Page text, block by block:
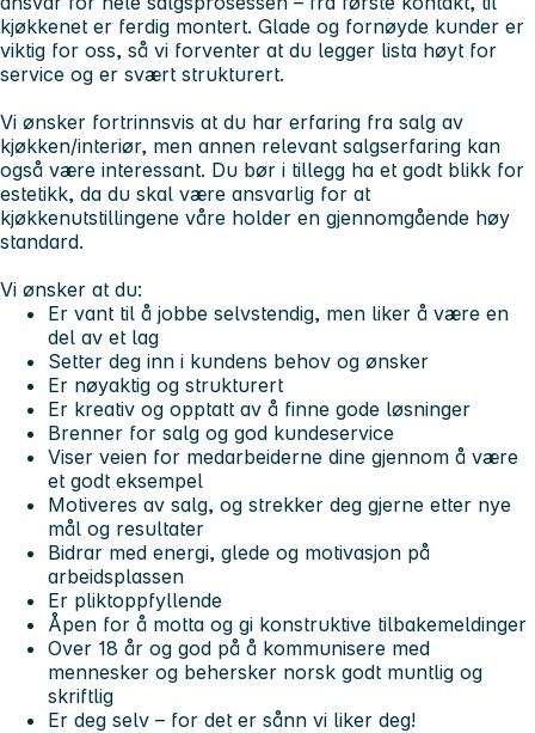
kjøkkenet er ferdig montert. Glade og fornøyde kunder er
viktig for oss, så vi forventer at du legger lista høyt for
service og er svært strukturert.
Vi ønsker fortrinnsvis at du har erfaring fra salg av
kjøkken/interiør, men annen relevant salgserfaring kan
også være interessant. Du bør i tillegg ha et godt blikk for
estetikk, da du skal være ansvarlig for at
kjøkkenutstillingene våre holder en gjennomgående høy
standard.
Vi ønsker at du:
Er vant til å jobbe selvstendig, men liker å være en
del av et lag
Setter deg inn i kundens behov og ønsker
Er nøyaktig og strukturert
Er kreativ og opptatt av å finne gode løsninger
Brenner for salg og god kundeservice
Viser veien for medarbeiderne dine gjennom å være
et godt eksempel
Motiveres av salg, og strekker deg gjerne etter nye
mål og resultater
Bidrar med energi, glede og motivasjon på
arbeidsplassen
Er pliktoppfyllende
Åpen for å motta og gi konstruktive tilbakemeldinger
Over 18 år og god på å kommunisere med
mennesker og behersker norsk godt muntlig og
skriftlig
Er deg selv – for det er sånn vi liker deg!